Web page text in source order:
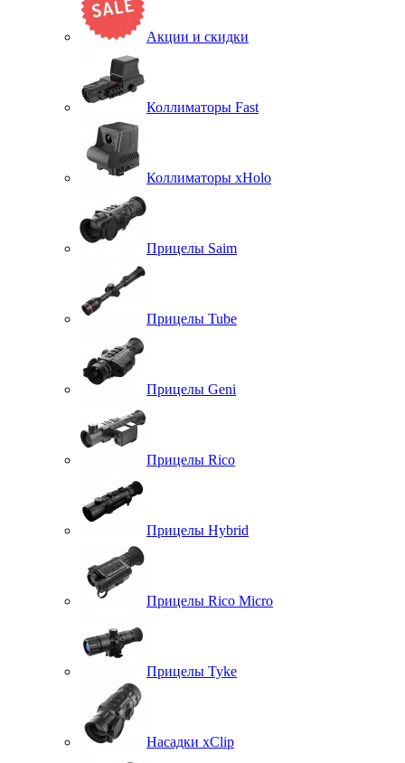
Акции и скидки
Коллиматоры Fast
Коллиматоры xHolo
Прицелы Saim
Прицелы Tube
Прицелы Geni
Прицелы Rico
Прицелы Hybrid
Прицелы Rico Micro
Прицелы Tyke
Насадки xClip